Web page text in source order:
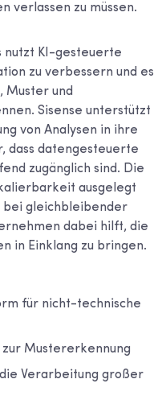
verlassen zu müssen.
nutzt KI-gesteuerte
zu verbessern und es
Muster und
Sisense unterstützt
von Analysen in ihre
dass datengesteuerte
zugänglich sind. Die
ausgelegt
bei gleichbleibender
dabei hilft, die
in Einklang zu bringen.
für nicht-technische
Mustererkennung
Verarbeitung großer